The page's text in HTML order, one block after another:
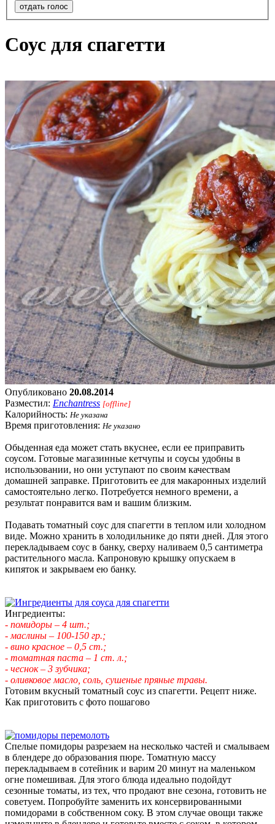
отдать голос
Соус для спагетти
Опубликовано 20.08.2014
Разместил: Enchantress [offline]
Калорийность: Не указана
Время приготовления: Не указано
Обыденная еда может стать вкуснее, если ее приправить
соусом. Готовые магазинные кетчупы и соусы удобны в
использовании, но они уступают по своим качествам
домашней заправке. Приготовить ее для макаронных изделий
самостоятельно легко. Потребуется немного времени, а
результат понравится вам и вашим близким.
Подавать томатный соус для спагетти в теплом или холодном
виде. Можно хранить в холодильнике до пяти дней. Для этого
перекладываем соус в банку, сверху наливаем 0,5 сантиметра
растительного масла. Капроновую крышку опускаем в
кипяток и закрываем ею банку.
Ингредиенты:
- помидоры – 4 шт.;
- маслины – 100-150 гр.;
- вино красное – 0,5 ст.;
- томатная паста – 1 ст. л.;
- чеснок – 3 зубчика;
- оливковое масло, соль, сушеные пряные травы.
Готовим вкусный томатный соус из спагетти. Рецепт ниже.
Как приготовить с фото пошагово
Спелые помидоры разрезаем на несколько частей и смалываем
в блендере до образования пюре. Томатную массу
перекладываем в сотейник и варим 20 минут на маленьком
огне помешивая. Для этого блюда идеально подойдут
сезонные томаты, из тех, что продают вне сезона, готовить не
советуем. Попробуйте заменить их консервированными
помидорами в собственном соку. В этом случае овощи также